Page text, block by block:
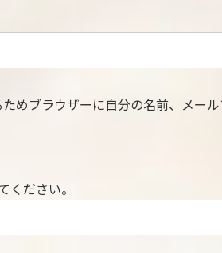
めブラウザーに自分の名前、メール
ください。